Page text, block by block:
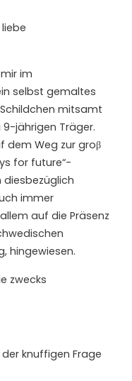
im
selbst gemaltes
mitsamt
jährigen Träger.
dem Weg zur groβ
for future“-
diesbezüglich
immer
auf die Präsenz
hingewiesen.
zwecks
knuffigen Frage